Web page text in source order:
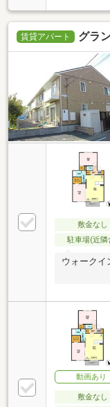
賃貸アパート グラ
敷金なし
駐車場(近隣
ウォーク
動画あり
敷金なし